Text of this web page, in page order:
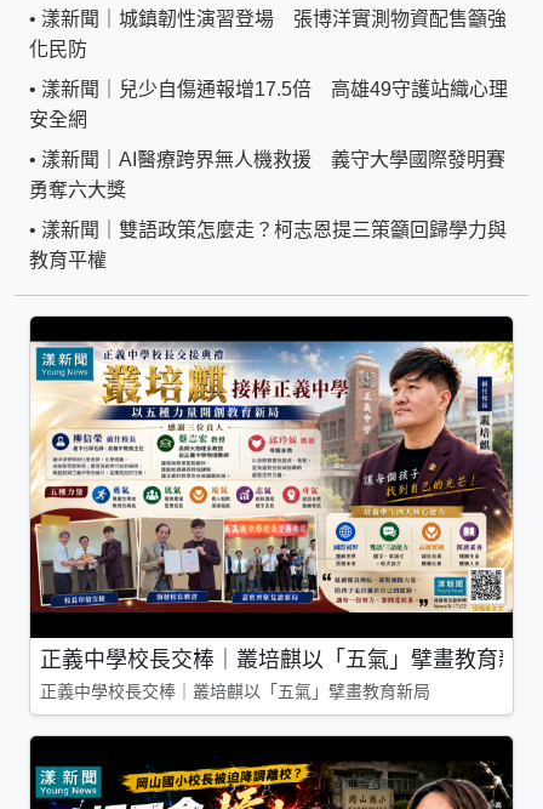
• 漾新聞｜城鎮韌性演習登場 張博洋實測物資配售籲強
化民防
• 漾新聞｜兒少自傷通報增17.5倍 高雄49守護站織心理
安全網
• 漾新聞｜AI醫療跨界無人機救援 義守大學國際發明賽
勇奪六大獎
• 漾新聞｜雙語政策怎麼走？柯志恩提三策籲回歸學力與
教育平權
正義中學校長交棒｜叢培麒以「五氣」擘畫教育新局
正義中學校長交棒｜叢培麒以「五氣」擘畫教育新局